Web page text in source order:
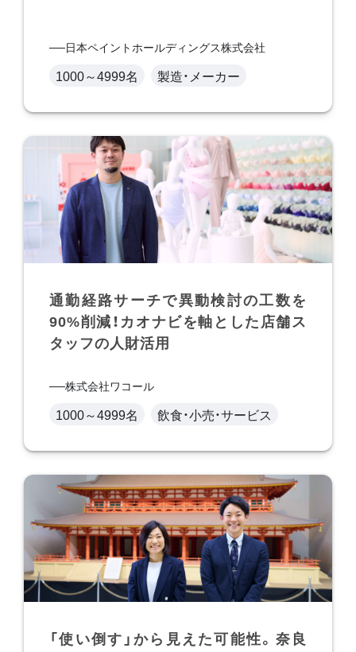
日本ペイントホールディングス株式会社
1000～4999名 製造・メーカー
通勤経路サーチで異動検討の工数を
90%削減！カオナビを軸とした店舗ス
タッフの人財活用
株式会社ワコール
1000～4999名 飲食・小売・サービス
「使い倒す」から見えた可能性。奈良